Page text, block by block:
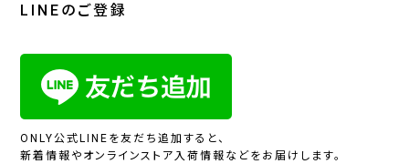
LINEのご登録
ONLY公式LINEを友だち追加すると、
新着情報やオンラインストア入荷情報などをお届けします。